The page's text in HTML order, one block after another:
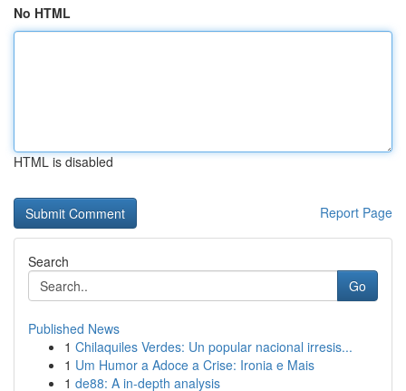
No HTML
HTML is disabled
Report Page
Search
Go
Published News
1 Chilaquiles Verdes: Un popular nacional irresis...
1 Um Humor a Adoce a Crise: Ironia e Mais
1 de88: A in-depth analysis